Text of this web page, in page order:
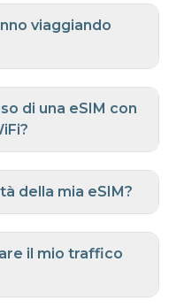
viaggiando
di una eSIM con
della mia eSIM?
il mio traffico